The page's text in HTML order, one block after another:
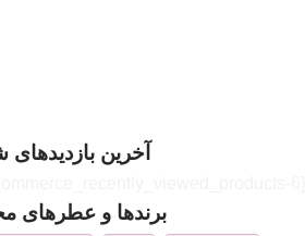
آخرین بازدیدهای
برندها و عطرهای